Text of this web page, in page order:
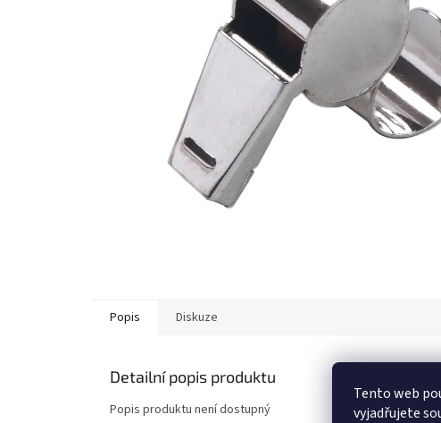
Tento web
vyjadřujete
Popis Diskuze
Detailní popis produktu
Popis produktu není dostupný